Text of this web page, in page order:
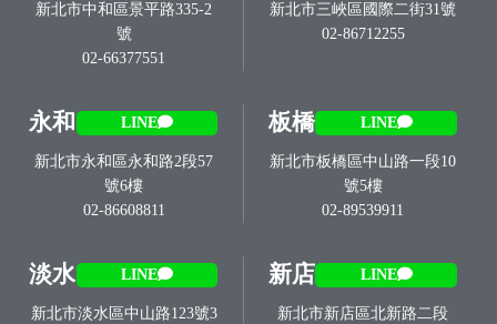
新北市中和區景平路335-2
號
02-66377551
新北市三峽區國際二街31號
02-86712255
永和 LINE
新北市永和區永和路2段57
號6樓
02-86608811
板橋 LINE
新北市板橋區中山路一段10
號5樓
02-89539911
淡水 LINE
新北市淡水區中山路123號3
新店 LINE
新北市新店區北新路二段